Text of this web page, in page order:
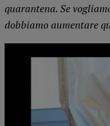
quarantena. Se
dobbiamo aumentare